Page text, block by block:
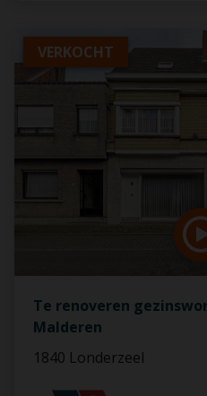
VERKOCHT
Te renoveren
Malderen
1840 Londerzeel